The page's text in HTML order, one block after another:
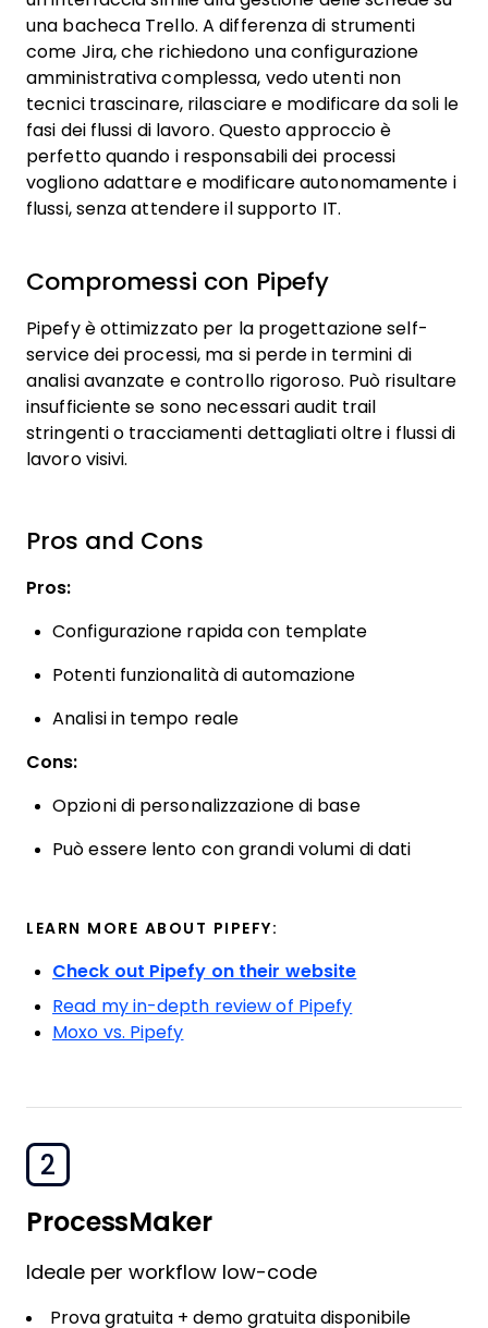
una bacheca Trello. A differenza di strumenti
come Jira, che richiedono una configurazione
amministrativa complessa, vedo utenti non
tecnici trascinare, rilasciare e modificare da soli le
fasi dei flussi di lavoro. Questo approccio è
perfetto quando i responsabili dei processi
vogliono adattare e modificare autonomamente i
flussi, senza attendere il supporto IT.
Compromessi con Pipefy
Pipefy è ottimizzato per la progettazione self-
service dei processi, ma si perde in termini di
analisi avanzate e controllo rigoroso. Può risultare
insufficiente se sono necessari audit trail
stringenti o tracciamenti dettagliati oltre i flussi di
lavoro visivi.
Pros and Cons
Pros:
Configurazione rapida con template
Potenti funzionalità di automazione
Analisi in tempo reale
Cons:
Opzioni di personalizzazione di base
Può essere lento con grandi volumi di dati
LEARN MORE ABOUT PIPEFY:
Check out Pipefy on their website
Read my in-depth review of Pipefy
Moxo vs. Pipefy
2
ProcessMaker
Ideale per workflow low-code
Prova gratuita + demo gratuita disponibile